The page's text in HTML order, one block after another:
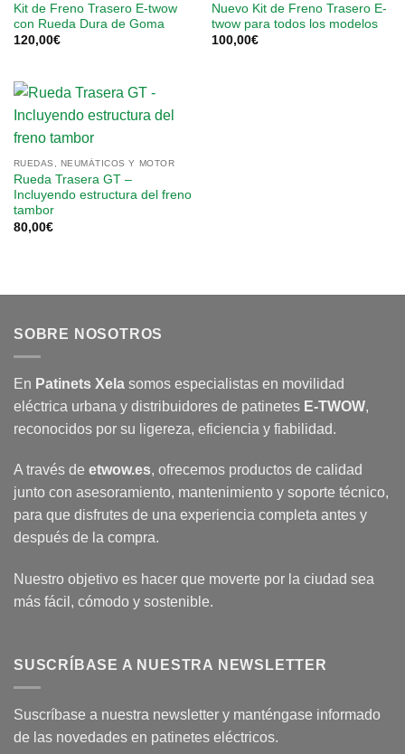
Kit de Freno Trasero E-twow
con Rueda Dura de Goma
120,00€
Nuevo Kit de Freno Trasero E-
twow para todos los modelos
100,00€
RUEDAS, NEUMÁTICOS Y MOTOR
Rueda Trasera GT –
Incluyendo estructura del freno
tambor
80,00€
SOBRE NOSOTROS
En Patinets Xela somos especialistas en movilidad
eléctrica urbana y distribuidores de patinetes E-TWOW,
reconocidos por su ligereza, eficiencia y fiabilidad.
A través de etwow.es, ofrecemos productos de calidad
junto con asesoramiento, mantenimiento y soporte técnico,
para que disfrutes de una experiencia completa antes y
después de la compra.
Nuestro objetivo es hacer que moverte por la ciudad sea
más fácil, cómodo y sostenible.
SUSCRÍBASE A NUESTRA NEWSLETTER
Suscríbase a nuestra newsletter y manténgase informado
de las novedades en patinetes eléctricos.